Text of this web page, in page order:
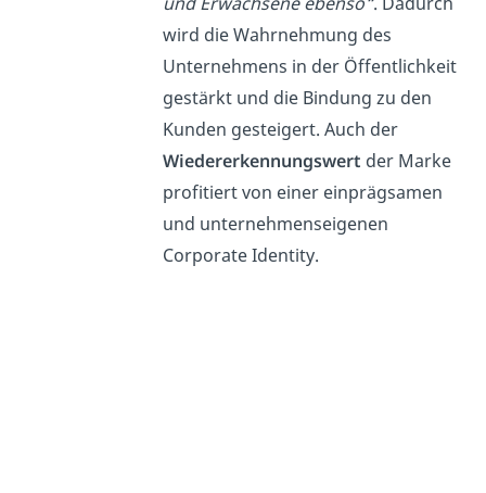
wird die Wahrnehmung des
Unternehmens in der Öffentlichkeit
gestärkt und die Bindung zu den
Kunden gesteigert. Auch der
Wiedererkennungswert der Marke
profitiert von einer einprägsamen
und unternehmenseigenen
Corporate Identity.